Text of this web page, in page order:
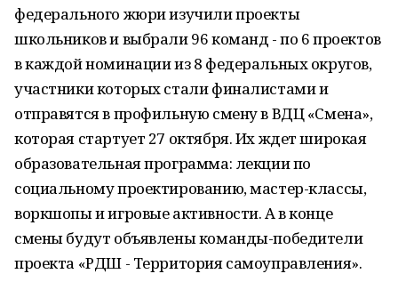
федерального жюри изучили проекты
школьников и выбрали 96 команд - по 6 проектов
в каждой номинации из 8 федеральных округов,
участники которых стали финалистами и
отправятся в профильную смену в ВДЦ «Смена»,
которая стартует 27 октября. Их ждет широкая
образовательная программа: лекции по
социальному проектированию, мастер-классы,
воркшопы и игровые активности. А в конце
смены будут объявлены команды-победители
проекта «РДШ - Территория самоуправления».